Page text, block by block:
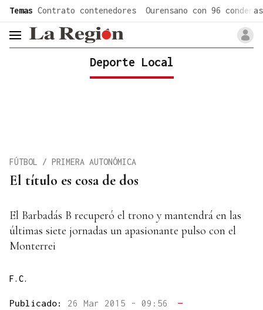
Temas Contrato contenedores Ourensano con 96 condenas
header.menu.open
Deporte Local
El título es cosa de dos
FÚTBOL / PRIMERA AUTONÓMICA
El Barbadás B recuperó el trono y mantendrá en las
últimas siete jornadas un apasionante pulso con el
Monterrei
F.C.
Publicado: 26 Mar 2015 - 09:56
—